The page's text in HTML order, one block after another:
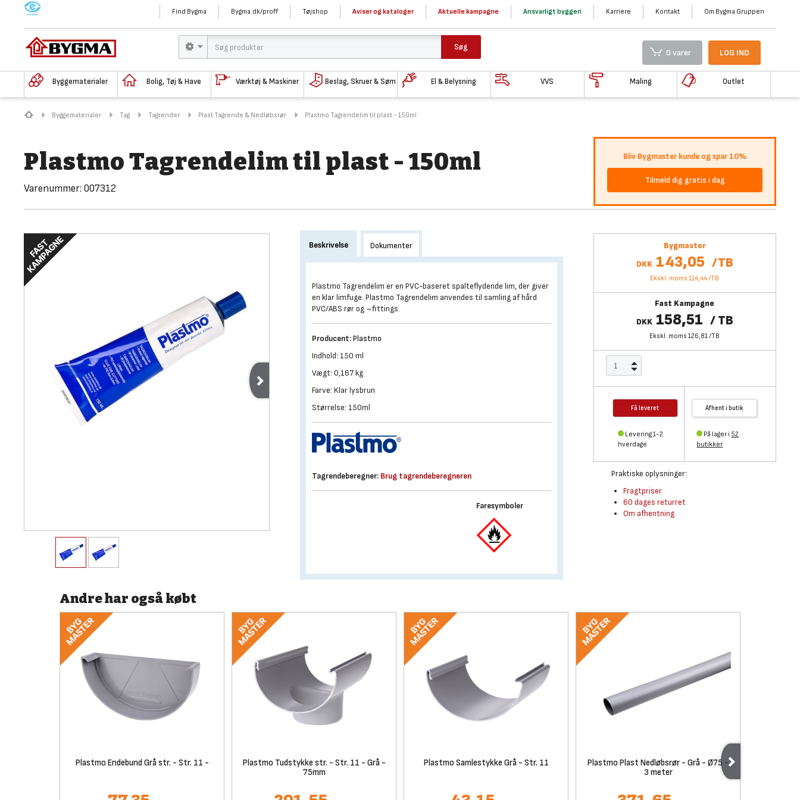
M Find Bygma Bygma.dk/proff Tøjshop Aviser og kataloger Aktuelle kampagne Ansvarligt byggeri Karriere Kontakt Om Bygma Gruppen
Søg
0 varer LOG IND
Byggematerialer Bolig, Tøj & Have Værktøj & Maskiner Beslag, Skruer & Søm El & Belysning VVS Maling Outlet
Byggematerialer Tag Tagrender Plast Tagrende & Nedløbsrør Plastmo Tagrendelim til plast - 150ml
Plastmo Tagrendelim til plast - 150ml
Varenummer: 007312
Bliv Bygmaster kunde og spar 10%
Tilmeld dig gratis i dag
Bygmaster
DKK 143,05 /TB
Ekskl. moms 114,44/TB
Fast Kampagne
DKK 158,51 /TB
Ekskl. moms 126,81/TB
Få leveret
Levering 1-2
hverdage
Afhent i butik
På lager i 52
butikker
Praktiske oplysninger:
Fragtpriser
60 dages returret
Om afhentning
Beskrivelse Dokumenter
Plastmo Tagrendelim er en PVC-baseret spalteflydende lim, der giver
en klar limfuge. Plastmo Tagrendelim anvendes til samling af hård
PVC/ABS rør og –fittings.
Producent:Plastmo
Indhold: 150 ml
Vægt: 0,167 kg
Farve: Klar lysbrun
Størrelse: 150ml
Tagrendeberegner: Brug tagrendeberegneren
Faresymboler
Andre har også købt
Plastmo Endebund Grå str. - Str. 11 -
Plastmo Tudstykke str. - Str. 11 - Grå -
75mm
Plastmo Samlestykke Grå - Str. 11
Plastmo Plast Nedløbsrør - Grå - Ø75 -
3 meter